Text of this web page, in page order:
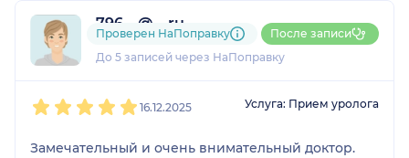
796....@....ru
1 отзыв
До 5 записей через НаПоправку
Проверен НаПоправку После записи
16.12.2025 Услуга: Прием уролога
Замечательный и очень внимательный доктор.